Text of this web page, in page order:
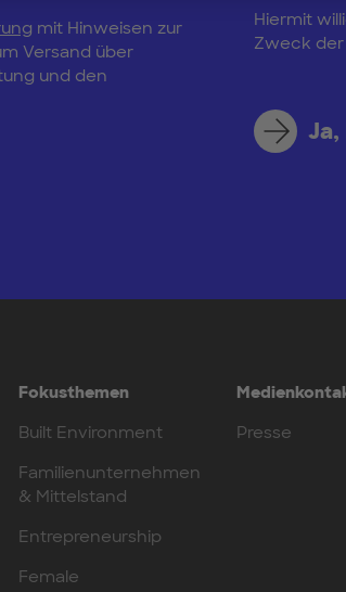
mit Hinweisen zur
Versand über
und den
Hiermit
Zweck
Fokusthemen
Built Environment
Familienunternehmen
& Mittelstand
Entrepreneurship
Female
Presse